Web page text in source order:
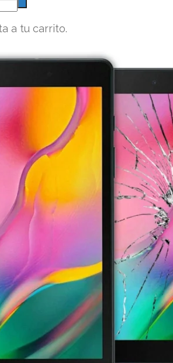
a tu carrito.